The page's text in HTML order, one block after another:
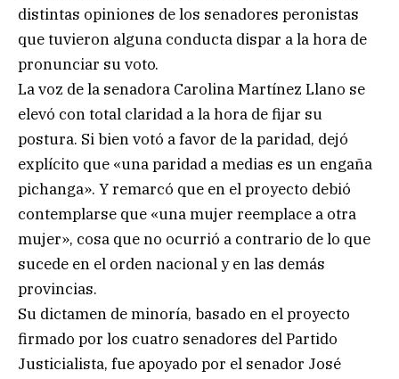
distintas opiniones de los senadores peronistas
que tuvieron alguna conducta dispar a la hora de
pronunciar su voto.
La voz de la senadora Carolina Martínez Llano se
elevó con total claridad a la hora de fijar su
postura. Si bien votó a favor de la paridad, dejó
explícito que «una paridad a medias es un engaña
pichanga». Y remarcó que en el proyecto debió
contemplarse que «una mujer reemplace a otra
mujer», cosa que no ocurrió a contrario de lo que
sucede en el orden nacional y en las demás
provincias.
Su dictamen de minoría, basado en el proyecto
firmado por los cuatro senadores del Partido
Justicialista, fue apoyado por el senador José